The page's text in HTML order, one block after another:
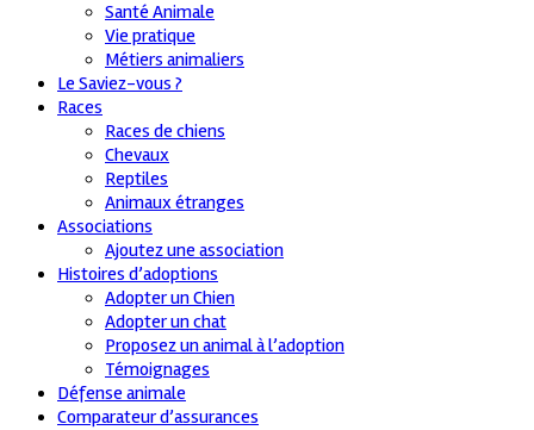
Santé Animale
Vie pratique
Métiers animaliers
Le Saviez-vous ?
Races
Races de chiens
Chevaux
Reptiles
Animaux étranges
Associations
Ajoutez une association
Histoires d’adoptions
Adopter un Chien
Adopter un chat
Proposez un animal à l’adoption
Témoignages
Défense animale
Comparateur d’assurances